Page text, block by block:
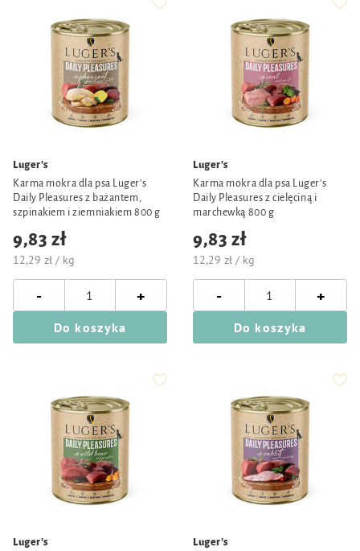
Luger's
Karma mokra dla psa Luger's
Daily Pleasures z bażantem,
szpinakiem i ziemniakiem 800 g
9,83 zł
12,29 zł / kg
- +
Do koszyka
Luger's
Karma mokra dla psa Luger's
Daily Pleasures z cielęciną i
marchewką 800 g
9,83 zł
12,29 zł / kg
- +
Do koszyka
Luger's
Luger's